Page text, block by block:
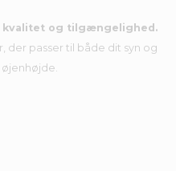
kvalitet og tilgængelighed.
der passer til både dit syn og
øjenhøjde.